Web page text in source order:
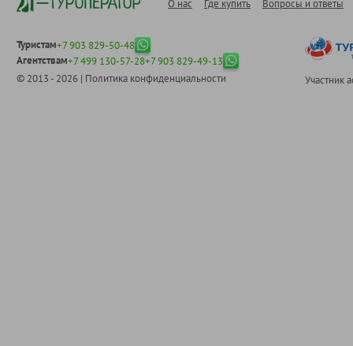
О нас Где купить Вопросы и ответы
Туристам+7 903 829-50-48
Агентствам+7 499 130-57-28+7 903 829-49-13
© 2013 - 2026 | Политика конфиденциальности Участник